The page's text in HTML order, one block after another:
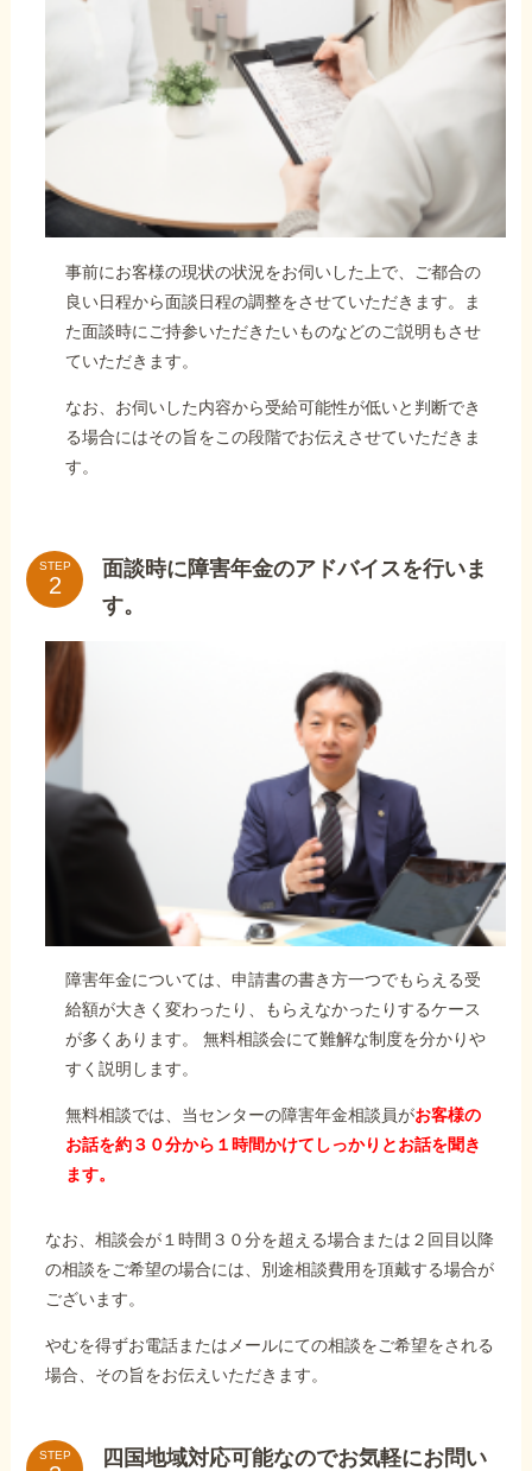
事前にお客様の現状の状況をお伺いした上で、ご都合の
良い日程から面談日程の調整をさせていただきます。ま
た面談時にご持参いただきたいものなどのご説明もさせ
ていただきます。
なお、お伺いした内容から受給可能性が低いと判断でき
る場合にはその旨をこの段階でお伝えさせていただきま
す。
STEP
面談時に障害年金のアドバイスを行いま
す。
障害年金については、申請書の書き方一つでもらえる受
給額が大きく変わったり、もらえなかったりするケース
が多くあります。 無料相談会にて難解な制度を分かりや
すく説明します。
無料相談では、当センターの障害年金相談員がお客様の
お話を約３０分から１時間かけてしっかりとお話を聞き
ます。
なお、相談会が１時間３０分を超える場合または２回目以降
の相談をご希望の場合には、別途相談費用を頂戴する場合が
ございます。
やむを得ずお電話またはメールにての相談をご希望をされる
場合、その旨をお伝えいただきます。
STEP
四国地域対応可能なのでお気軽にお問い